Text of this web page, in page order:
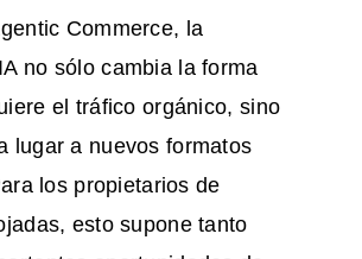
Commerce, la
no sólo cambia la forma
el tráfico orgánico, sino
lugar a nuevos formatos
los propietarios de
esto supone tanto